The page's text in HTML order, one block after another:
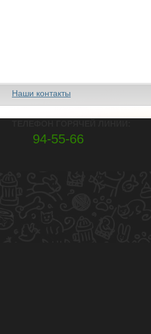
Наши контакты
94-55-66